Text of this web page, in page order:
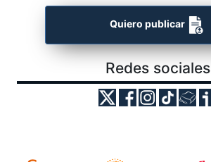
Quiero publicar
Redes sociales